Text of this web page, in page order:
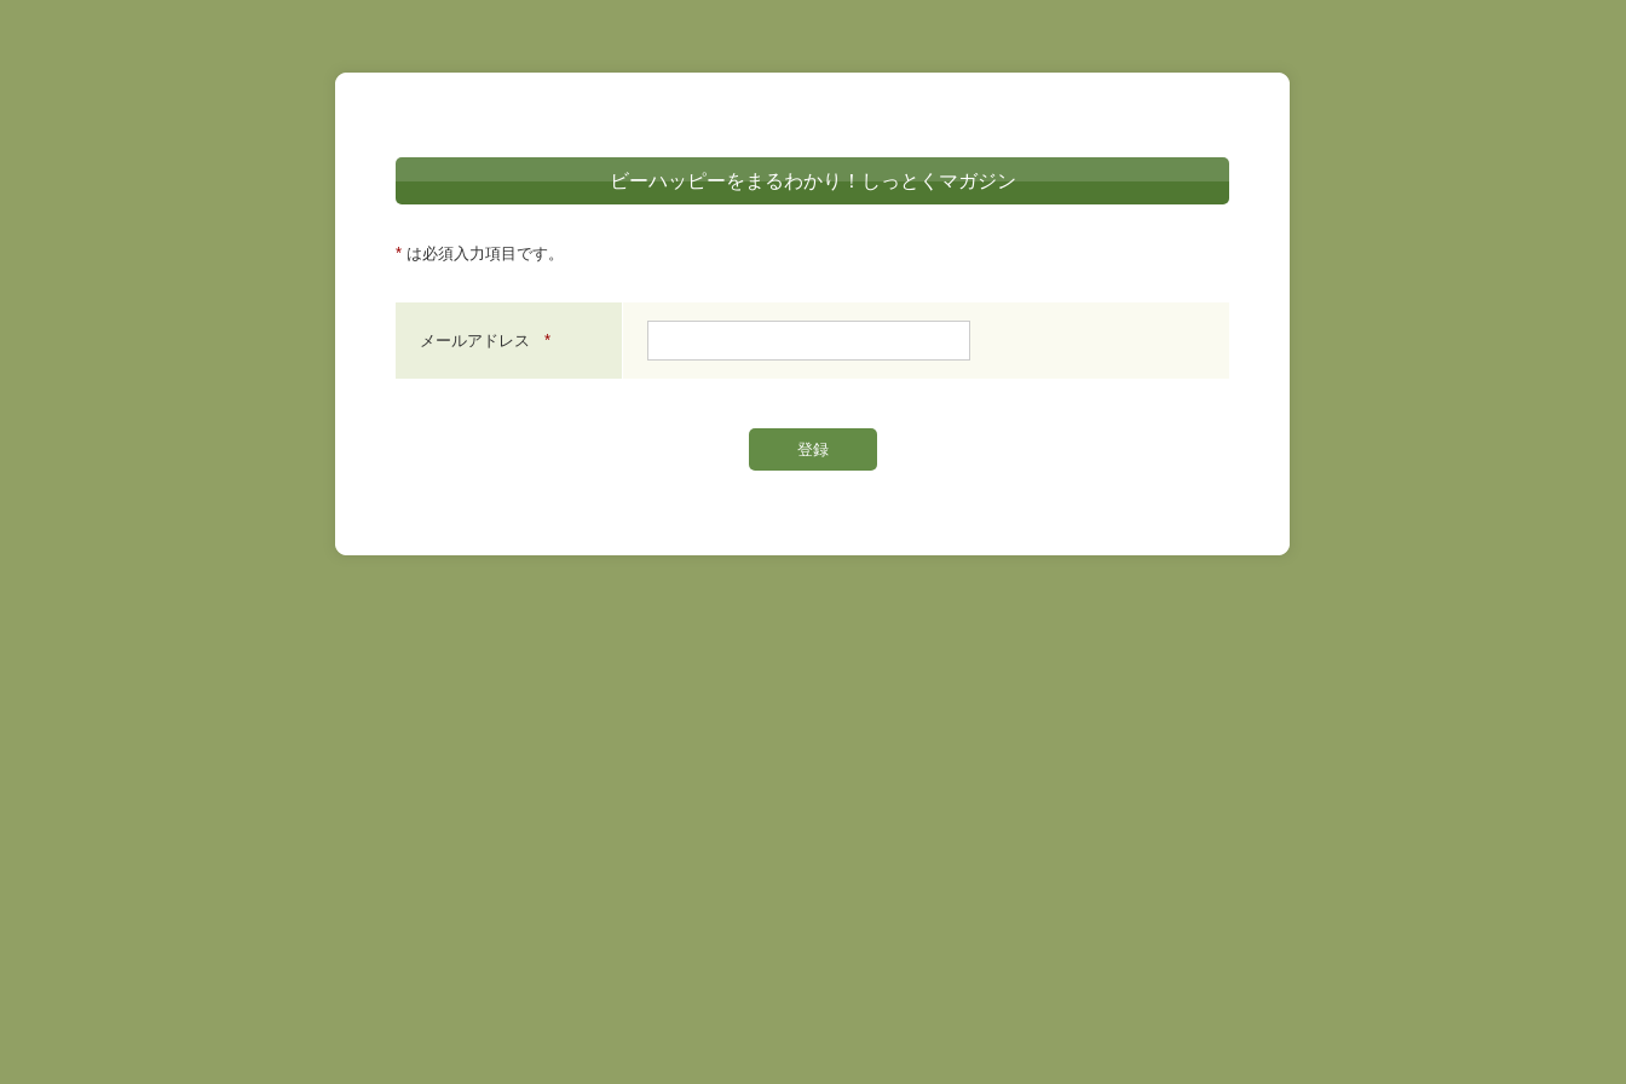
ビーハッピーをまるわかり！しっとくマガジン
* は必須入力項目です。
メールアドレス *